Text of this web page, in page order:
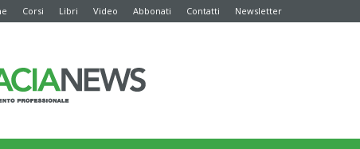
Corsi Libri Video Abbonati Contatti Newsletter